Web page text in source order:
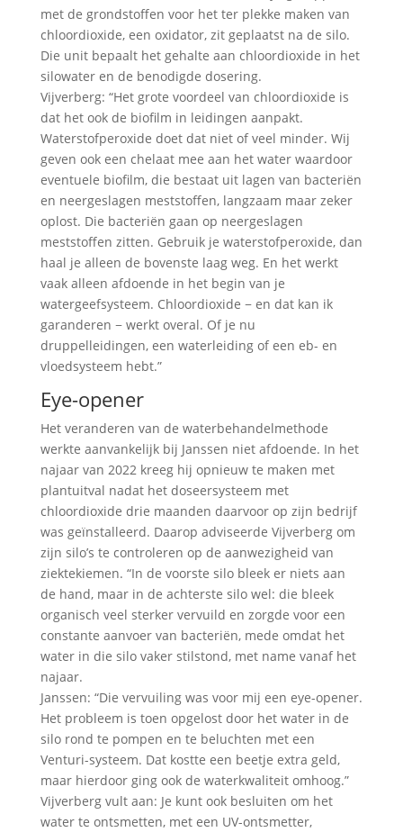
met de grondstoffen voor het ter plekke maken van
chloordioxide, een oxidator, zit geplaatst na de silo.
Die unit bepaalt het gehalte aan chloordioxide in het
silowater en de benodigde dosering.
Vijverberg: “Het grote voordeel van chloordioxide is
dat het ook de biofilm in leidingen aanpakt.
Waterstofperoxide doet dat niet of veel minder. Wij
geven ook een chelaat mee aan het water waardoor
eventuele biofilm, die bestaat uit lagen van bacteriën
en neergeslagen meststoffen, langzaam maar zeker
oplost. Die bacteriën gaan op neergeslagen
meststoffen zitten. Gebruik je waterstofperoxide, dan
haal je alleen de bovenste laag weg. En het werkt
vaak alleen afdoende in het begin van je
watergeefsysteem. Chloordioxide − en dat kan ik
garanderen − werkt overal. Of je nu
druppelleidingen, een waterleiding of een eb- en
vloedsysteem hebt.”
Eye-opener
Het veranderen van de waterbehandelmethode
werkte aanvankelijk bij Janssen niet afdoende. In het
najaar van 2022 kreeg hij opnieuw te maken met
plantuitval nadat het doseersysteem met
chloordioxide drie maanden daarvoor op zijn bedrijf
was geïnstalleerd. Daarop adviseerde Vijverberg om
zijn silo’s te controleren op de aanwezigheid van
ziektekiemen. “In de voorste silo bleek er niets aan
de hand, maar in de achterste silo wel: die bleek
organisch veel sterker vervuild en zorgde voor een
constante aanvoer van bacteriën, mede omdat het
water in die silo vaker stilstond, met name vanaf het
najaar.
Janssen: “Die vervuiling was voor mij een eye-opener.
Het probleem is toen opgelost door het water in de
silo rond te pompen en te beluchten met een
Venturi-systeem. Dat kostte een beetje extra geld,
maar hierdoor ging ook de waterkwaliteit omhoog.”
Vijverberg vult aan: Je kunt ook besluiten om het
water te ontsmetten, met een UV-ontsmetter,